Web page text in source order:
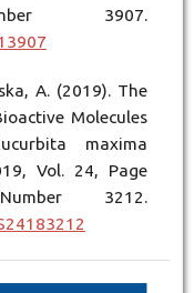
3907.
A. (2019). The
Molecules
maxima
Vol. 24, Page
3212.